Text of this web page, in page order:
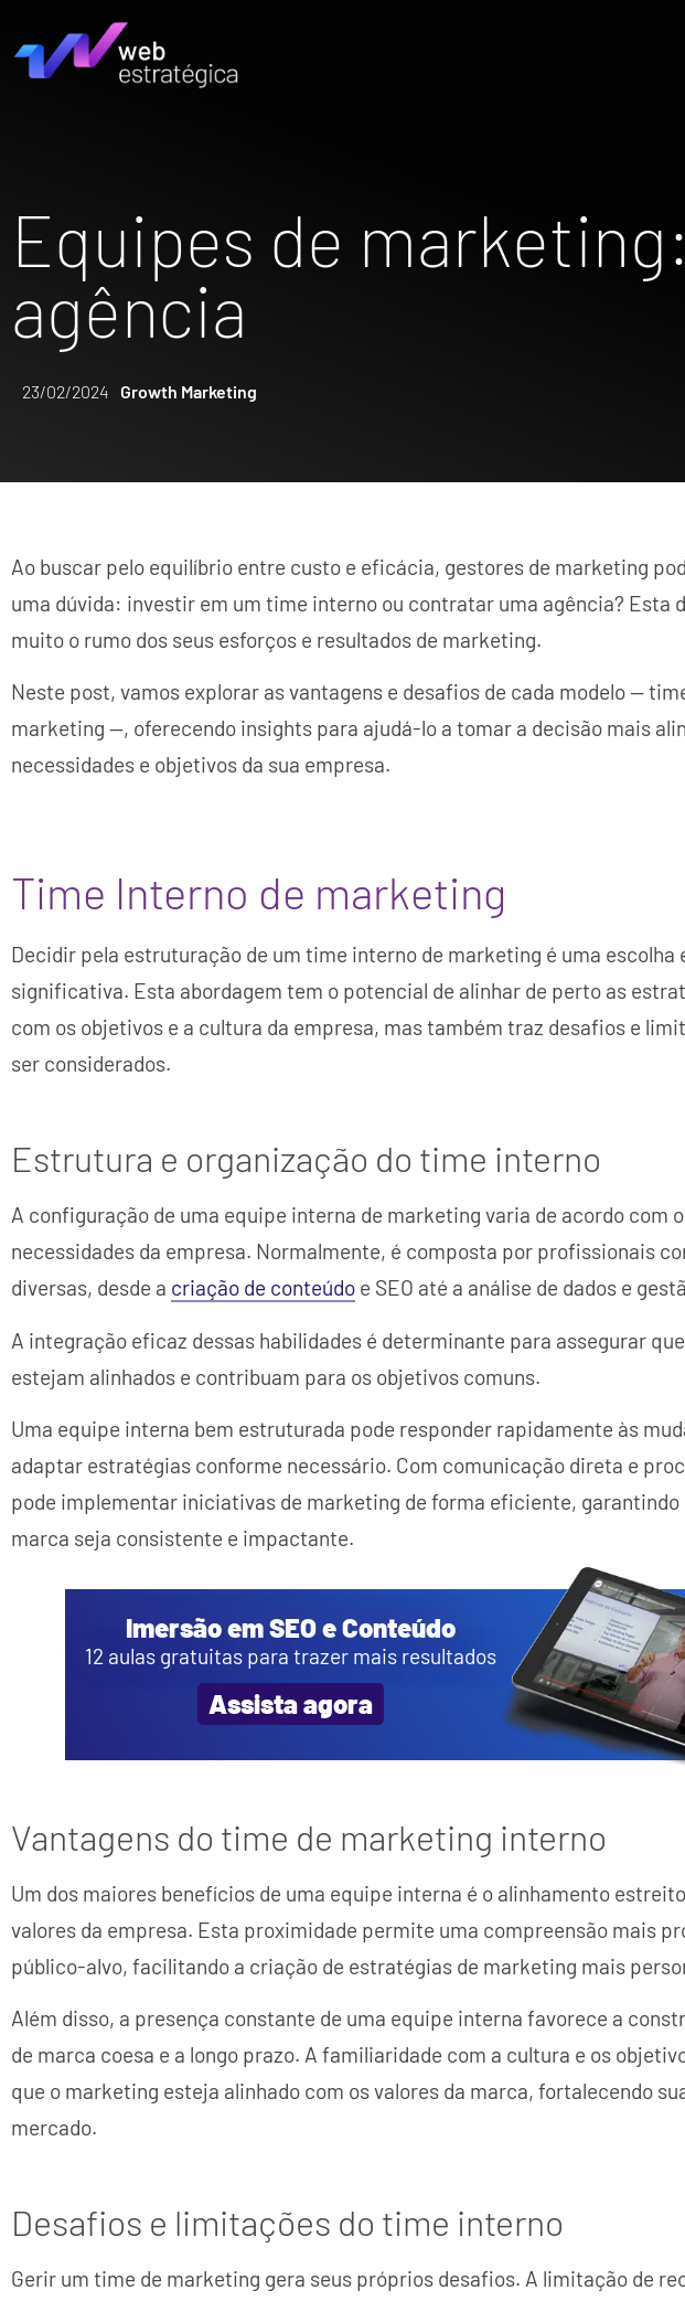
Equipes de
agência
23/02/2024 Growth Marketing
Ao buscar pelo equilíbrio entre custo e eficácia, gestores de marketing
uma dúvida: investir em um time interno ou contratar uma agência? Esta
muito o rumo dos seus esforços e resultados de marketing.
Neste post, vamos explorar as vantagens e desafios de cada modelo —
marketing —, oferecendo insights para ajudá-lo a tomar a decisão mais
necessidades e objetivos da sua empresa.
Time Interno de marketing
Decidir pela estruturação de um time interno de marketing é uma escolha
significativa. Esta abordagem tem o potencial de alinhar de perto as
com os objetivos e a cultura da empresa, mas também traz desafios e
ser considerados.
Estrutura e organização do time interno
A configuração de uma equipe interna de marketing varia de acordo com
necessidades da empresa. Normalmente, é composta por profissionais
diversas, desde a criação de conteúdo e SEO até a análise de dados e
A integração eficaz dessas habilidades é determinante para assegurar
estejam alinhados e contribuam para os objetivos comuns.
Uma equipe interna bem estruturada pode responder rapidamente às
adaptar estratégias conforme necessário. Com comunicação direta e
pode implementar iniciativas de marketing de forma eficiente, garantindo
marca seja consistente e impactante.
Imersão em SEO e Conteúdo
12 aulas gratuitas para trazer mais resultados
Assista agora
Vantagens do time de marketing interno
Um dos maiores benefícios de uma equipe interna é o alinhamento
valores da empresa. Esta proximidade permite uma compreensão mais
público-alvo, facilitando a criação de estratégias de marketing mais
Além disso, a presença constante de uma equipe interna favorece a
de marca coesa e a longo prazo. A familiaridade com a cultura e os
que o marketing esteja alinhado com os valores da marca, fortalecendo
mercado.
Desafios e limitações do time interno
Gerir um time de marketing gera seus próprios desafios. A limitação de